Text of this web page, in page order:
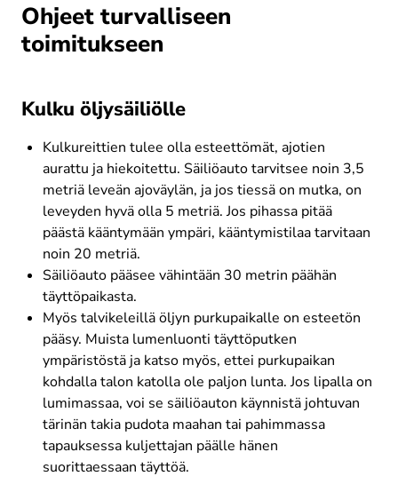
Ohjeet turvalliseen
toimitukseen
Kulku öljysäiliölle
Kulkureittien tulee olla esteettömät, ajotien
aurattu ja hiekoitettu. Säiliöauto tarvitsee noin 3,5
metriä leveän ajoväylän, ja jos tiessä on mutka, on
leveyden hyvä olla 5 metriä. Jos pihassa pitää
päästä kääntymään ympäri, kääntymistilaa tarvitaan
noin 20 metriä.
Säiliöauto pääsee vähintään 30 metrin päähän
täyttöpaikasta.
Myös talvikeleillä öljyn purkupaikalle on esteetön
pääsy. Muista lumenluonti täyttöputken
ympäristöstä ja katso myös, ettei purkupaikan
kohdalla talon katolla ole paljon lunta. Jos lipalla on
lumimassaa, voi se säiliöauton käynnistä johtuvan
tärinän takia pudota maahan tai pahimmassa
tapauksessa kuljettajan päälle hänen
suorittaessaan täyttöä.